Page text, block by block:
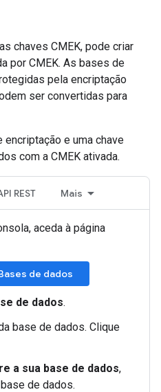
chaves CMEK, pode criar
por CMEK. As bases de
pela encriptação
ser convertidas para
e uma chave
com a CMEK ativada.
REST Mais
aceda à página
de dados
de dados.
base de dados. Clique
a sua base de dados,
de dados.